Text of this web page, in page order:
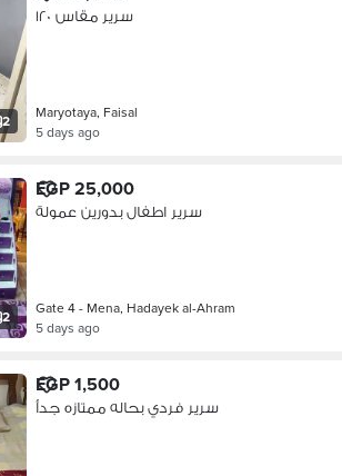
2
سرير مقاس ١٢٠
Maryotaya, Faisal
5 days ago
2
EGP 25,000
سرير اطفال بدورين عمولة
Gate 4 - Mena, Hadayek al-Ahram
5 days ago
EGP 1,500
سرير فردي بحاله ممتازه جدأ